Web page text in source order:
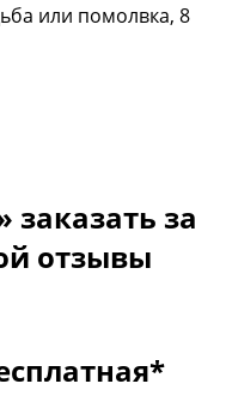
или помолвка, 8
заказать за
отзывы